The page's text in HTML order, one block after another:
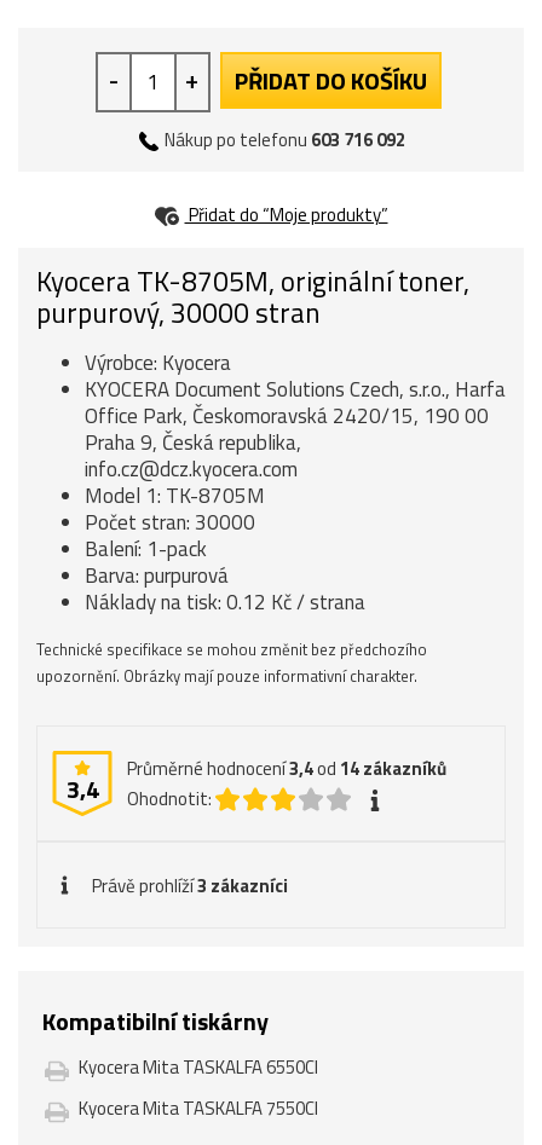
- + PŘIDAT DO KOŠÍKU
Nákup po telefonu 603 716 092
Přidat do “Moje produkty”
Kyocera TK-8705M, originální toner,
purpurový, 30000 stran
Výrobce: Kyocera
KYOCERA Document Solutions Czech, s.r.o., Harfa
Office Park, Českomoravská 2420/15, 190 00
Praha 9, Česká republika,
info.cz@dcz.kyocera.com
Model 1: TK-8705M
Počet stran: 30000
Balení: 1-pack
Barva: purpurová
Náklady na tisk: 0.12 Kč / strana
Technické specifikace se mohou změnit bez předchozího
upozornění. Obrázky mají pouze informativní charakter.
3,4
Průměrné hodnocení3,4od 14zákazníků
Ohodnotit:
Právě prohlíží3 zákazníci
Kompatibilní tiskárny
Kyocera Mita TASKALFA 6550CI
Kyocera Mita TASKALFA 7550CI